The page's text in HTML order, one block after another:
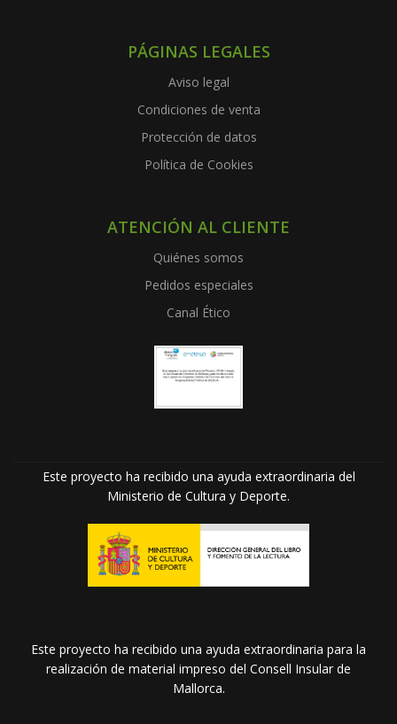
PÁGINAS LEGALES
Aviso legal
Condiciones de venta
Protección de datos
Política de Cookies
ATENCIÓN AL CLIENTE
Quiénes somos
Pedidos especiales
Canal Ético
Este proyecto ha recibido una ayuda extraordinaria del
Ministerio de Cultura y Deporte.
Este proyecto ha recibido una ayuda extraordinaria para la
realización de material impreso del Consell Insular de
Mallorca.